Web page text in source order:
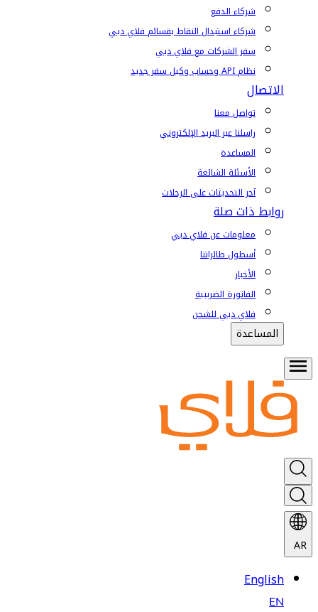
شركاء الدفع
شركاء استبدال النقاط بقسائم فلاي دبي
سفر الشركات مع فلاي دبي
نظام API وحساب وكيل سفر جديد
الاتصال
تواصل معنا
راسلنا عبر البريد الإلكتروني
المساعدة
الأسئلة الشائعة
آخر التحديثات على الرحلات
روابط ذات صلة
معلومات عن فلاي دبي
أسطول طائراتنا
الأخبار
الفاتورة الضريبية
فلاي دبي للشحن
المساعدة
AR
English
EN